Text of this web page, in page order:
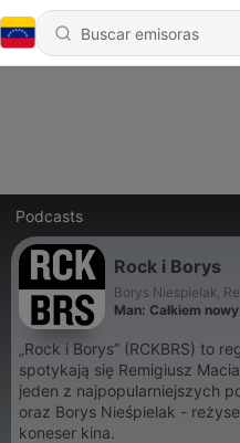
Podcasts
Rock i Borys
Borys Niespielak,
Man: Całkiem
„Rock i Borys” (RCKBRS) to
spotykają się Remigiusz
jeden z najpopularniejszych
oraz Borys Nieśpielak -
koneser kina.